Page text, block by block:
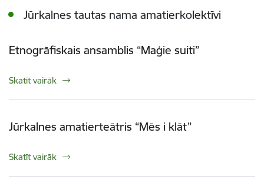
Jūrkalnes tautas nama amatierkolektīvi
Etnogrāfiskais ansamblis “Maģie suiti”
Skatīt vairāk
Jūrkalnes amatierteātris “Mēs i klāt”
Skatīt vairāk